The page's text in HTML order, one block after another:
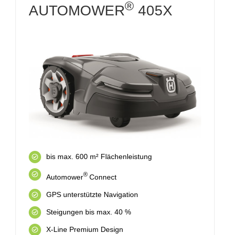
AUTOMOWER® 405X
bis max. 600 m² Flächenleistung
Automower® Connect
GPS unterstützte Navigation
Steigungen bis max. 40 %
X-Line Premium Design